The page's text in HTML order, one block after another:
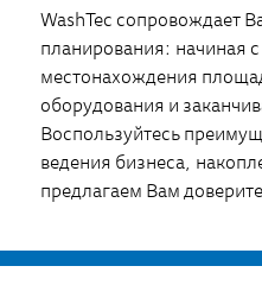
WashTec сопровождает
планирования: начиная
местонахождения
оборудования и
Воспользуйтесь
ведения бизнеса,
предлагаем Вам